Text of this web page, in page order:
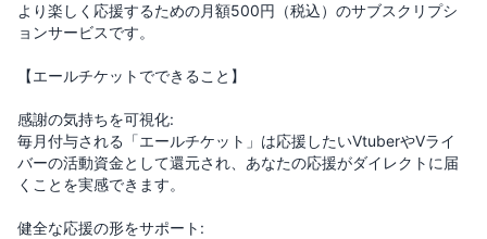
より楽しく応援するための月額500円（税込）のサブスクリプシ
ョンサービスです。
【エールチケットでできること】
感謝の気持ちを可視化:
毎月付与される「エールチケット」は応援したいVtuberやVライ
バーの活動資金として還元され、あなたの応援がダイレクトに届
くことを実感できます。
健全な応援の形をサポート: